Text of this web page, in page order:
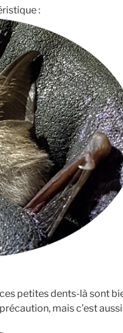
:
petites dents-là sont
mais c’est